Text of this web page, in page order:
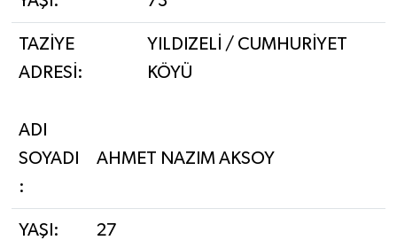
TAZİYE
ADRESİ:
YILDIZELİ / CUMHURİYET
KÖYÜ
ADI
SOYADI
:
AHMET NAZIM AKSOY
YAŞI: 27